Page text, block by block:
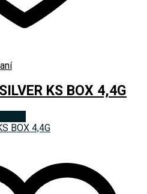
KS BOX 4,4G